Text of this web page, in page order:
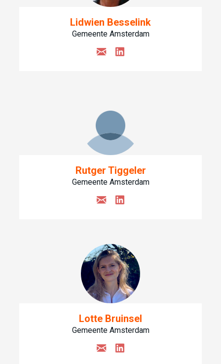
Lidwien Besselink
Gemeente Amsterdam
Rutger Tiggeler
Gemeente Amsterdam
Lotte Bruinsel
Gemeente Amsterdam